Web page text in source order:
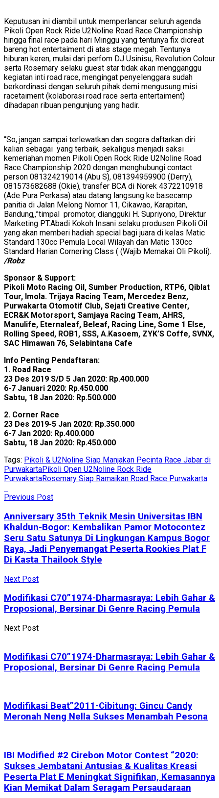
Keputusan ini diambil untuk memperlancar seluruh agenda
Pikoli Open Rock Ride U2Noline Road Race Championship
hingga final race pada hari Minggu yang tentunya fix dicreat
bareng hot entertaiment di atas stage megah. Tentunya
hiburan keren, mulai dari perfom DJ Usinisu, Revolution Colour
serta Rosemary selaku guest star tidak akan mengganggu
kegiatan inti road race, mengingat penyelenggara sudah
berkordinasi dengan seluruh pihak demi mengusung misi
racetaiment (kolaborasi road race serta entertaiment)
dihadapan ribuan pengunjung yang hadir.
“So, jangan sampai terlewatkan dan segera daftarkan diri
kalian sebagai yang terbaik, sekaligus menjadi saksi
kemeriahan momen Pikoli Open Rock Ride U2Noline Road
Race Championship 2020 dengan menghubungi contact
person 081324219014 (Abu S), 081394959900 (Derry),
081573682688 (Okie), transfer BCA di Norek 4372210918
(Ade Pura Perkasa) atau datang langsung ke basecamp
panitia di Jalan Melong Nomor 11, Cikawao, Karapitan,
Bandung,,”timpal promotor, diangguki H. Supriyono, Direktur
Marketing PT.Abadi Kokoh Insani selaku produsen Pikoli Oil
yang akan memberi hadiah special bagi juara di kelas Matic
Standard 130cc Pemula Local Wilayah dan Matic 130cc
Standard Harian Cornering Class ( (Wajib Memakai Oli Pikoli).
/Robz
Sponsor & Support:
Pikoli Moto Racing Oil, Sumber Production, RTP6, Qiblat
Tour, Imola. Trijaya Racing Team, Mercedez Benz,
Purwakarta Otomotif Club, Sejati Creative Center,
ECR&K Motorsport, Samjaya Racing Team, AHRS,
Manulife, Eternaleaf, Beleaf, Racing Line, Some 1 Else,
Rolling Speed, ROB1, SSS, A.Kasoem, ZYK’S Coffe, SVNX,
SAC Himawan 76, Selabintana Cafe
Info Penting Pendaftaran:
1. Road Race
23 Des 2019 S/D 5 Jan 2020: Rp.400.000
6-7 Januari 2020: Rp.450.000
Sabtu, 18 Jan 2020: Rp.500.000
2. Corner Race
23 Des 2019-5 Jan 2020: Rp.350.000
6-7 Jan 2020: Rp.400.000
Sabtu, 18 Jan 2020: Rp.450.000
Tags: Pikoli & U2Noline Siap Manjakan Pecinta Race Jabar di
PurwakartaPikoli Open U2Noline Rock Ride
PurwakartaRosemary Siap Ramaikan Road Race Purwakarta
Previous Post
Anniversary 35th Teknik Mesin Universitas IBN
Khaldun-Bogor: Kembalikan Pamor Motocontez
Seru Satu Satunya Di Lingkungan Kampus Bogor
Raya, Jadi Penyemangat Peserta Rookies Plat F
Di Kasta Thailook Style
Next Post
Modifikasi C70”1974-Dharmasraya: Lebih Gahar &
Proposional, Bersinar Di Genre Racing Pemula
Next Post
Modifikasi C70”1974-Dharmasraya: Lebih Gahar &
Proposional, Bersinar Di Genre Racing Pemula
Modifikasi Beat”2011-Cibitung: Gincu Candy
Meronah Neng Nella Sukses Menambah Pesona
IBI Modified #2 Cirebon Motor Contest “2020:
Sukses Jembatani Antusias & Kualitas Kreasi
Peserta Plat E Meningkat Signifikan, Kemasannya
Kian Memikat Dalam Seragam Persaudaraan